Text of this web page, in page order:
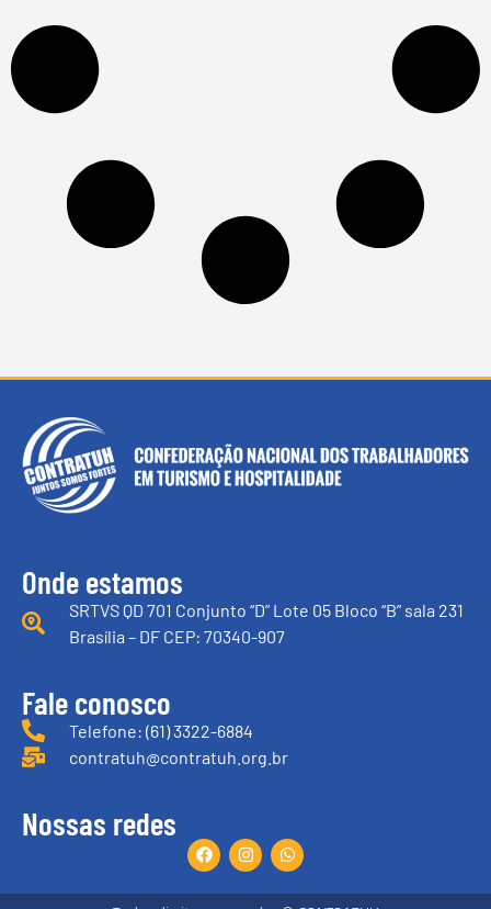
Onde estamos
SRTVS QD 701 Conjunto “D” Lote 05 Bloco “B” sala 231
Brasília – DF CEP: 70340-907
Fale conosco
Telefone: (61) 3322-6884
contratuh@contratuh.org.br
Nossas redes